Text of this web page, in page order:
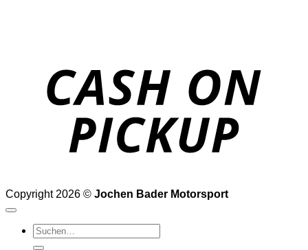
Copyright 2026 © Jochen Bader Motorsport
Suchen
nach: